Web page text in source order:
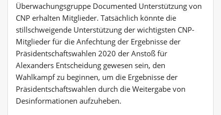
Überwachungsgruppe Documented Unterstützung von
CNP erhalten Mitglieder. Tatsächlich könnte die
stillschweigende Unterstützung der wichtigsten CNP-
Mitglieder für die Anfechtung der Ergebnisse der
Präsidentschaftswahlen 2020 der Anstoß für
Alexanders Entscheidung gewesen sein, den
Wahlkampf zu beginnen, um die Ergebnisse der
Präsidentschaftswahlen durch die Weitergabe von
Desinformationen aufzuheben.